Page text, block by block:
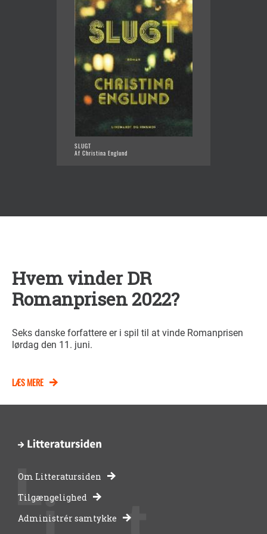
SLUGT
Af Christina Englund
Hvem vinder DR
Romanprisen 2022?
Seks danske forfattere er i spil til at vinde Romanprisen
lørdag den 11. juni.
LÆS MERE
-
bibliotekernes
Om Litteratursiden
Tilgængelighed
Administrér samtykke